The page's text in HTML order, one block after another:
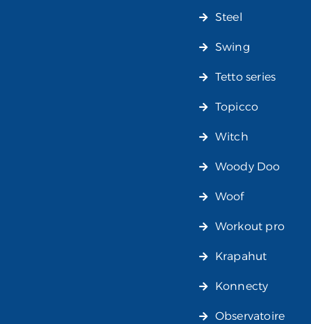
Steel
Swing
Tetto series
Topicco
Witch
Woody Doo
Woof
Workout pro
Krapahut
Konnecty
Observatoire